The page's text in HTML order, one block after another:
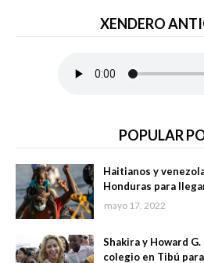
XENDERO
POPULAR
Haitianos y
Honduras para
mayo 17, 2022
Shakira y Howard
colegio en Tibú